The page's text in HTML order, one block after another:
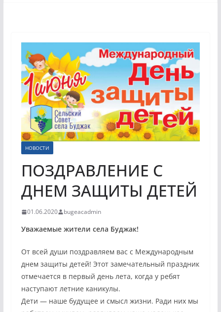
НОВОСТИ
ПОЗДРАВЛЕНИЕ С
ДНЕМ ЗАЩИТЫ ДЕТЕЙ
01.06.2020 bugeacadmin
Уважаемые жители села Буджак!
От всей души поздравляем вас с Международным
днем защиты детей! Этот замечательный праздник
отмечается в первый день лета, когда у ребят
наступают летние каникулы.
Дети — наше будущее и смысл жизни. Ради них мы